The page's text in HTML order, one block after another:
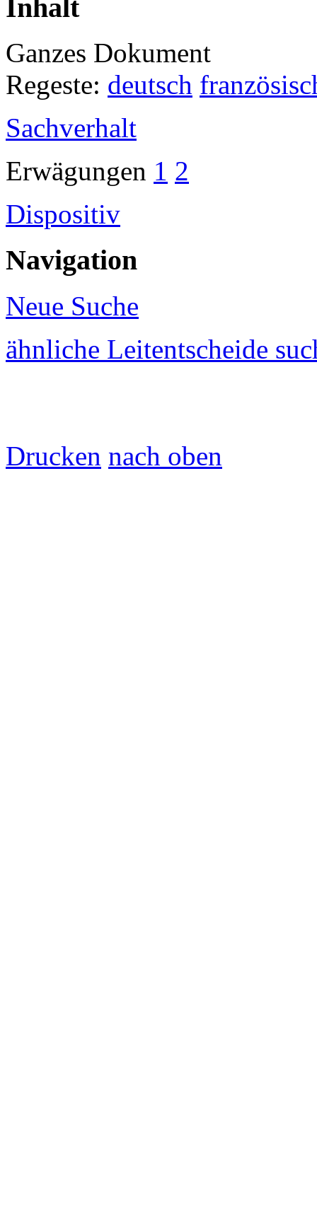
Inhalt
Ganzes Dokument
Regeste: deutsch
Sachverhalt
Erwägungen 1 2
Dispositiv
Navigation
Neue Suche
ähnliche Leitentscheide
Drucken nach oben